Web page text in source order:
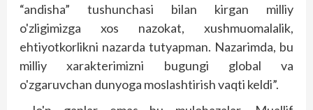
“andisha” tushunchasi bilan kirgan milliy
o'zligimizga xos nazokat, xushmuomalalik,
ehtiyotkorlikni nazarda tutyapman. Nazarimda, bu
milliy xarakterimizni bugungi global va
o'zgaruvchan dunyo­­ga moslashtirish vaqti keldi”.